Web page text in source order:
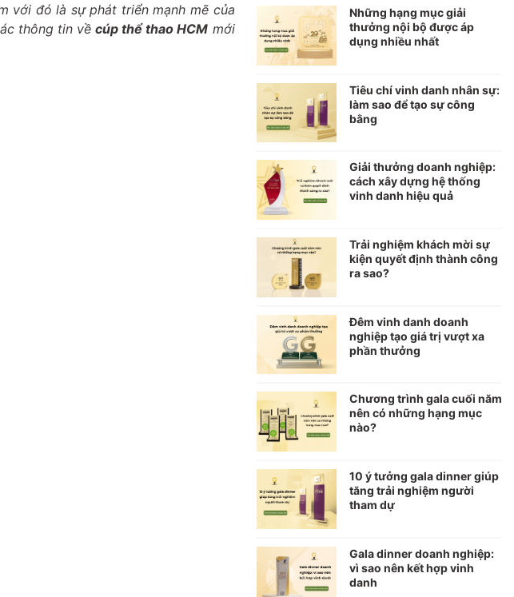
với đó là sự phát triển mạnh mẽ của
thông tin vềcúp thể thao HCM mới
Những hạng mục giải
thưởng nội bộ được áp
dụng nhiều nhất
Tiêu chí vinh danh nhân sự:
làm sao để tạo sự công
bằng
Giải thưởng doanh nghiệp:
cách xây dựng hệ thống
vinh danh hiệu quả
Trải nghiệm khách mời sự
kiện quyết định thành công
ra sao?
Đêm vinh danh doanh
nghiệp tạo giá trị vượt xa
phần thưởng
Chương trình gala cuối năm
nên có những hạng mục
nào?
10 ý tưởng gala dinner giúp
tăng trải nghiệm người
tham dự
Gala dinner doanh nghiệp:
vì sao nên kết hợp vinh
danh